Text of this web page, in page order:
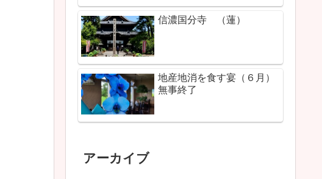
信濃国分寺 （蓮）
地産地消を食す宴（６月）
無事終了
アーカイブ